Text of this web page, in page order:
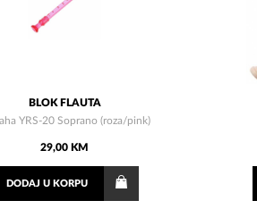
BLOK FLAUTA
YRS-20 Soprano (roza/pink)
29,00 KM
DODAJ U KORPU